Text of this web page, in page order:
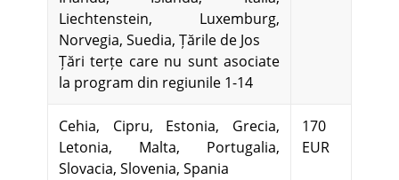
Liechtenstein, Luxemburg,
Norvegia, Suedia, Țările de Jos
Țări terțe care nu sunt asociate
la program din regiunile 1-14
Cehia, Cipru, Estonia, Grecia,
Letonia, Malta, Portugalia,
Slovacia, Slovenia, Spania
170
EUR